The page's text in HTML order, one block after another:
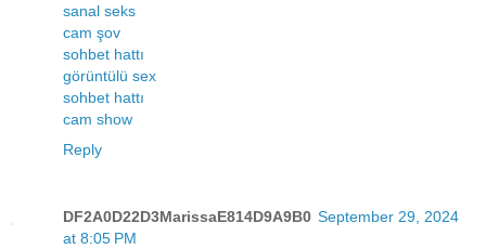
sanal seks
cam şov
sohbet hattı
görüntülü sex
sohbet hattı
cam show
Reply
DF2A0D22D3MarissaE814D9A9B0 September 29, 2024
at 8:05 PM